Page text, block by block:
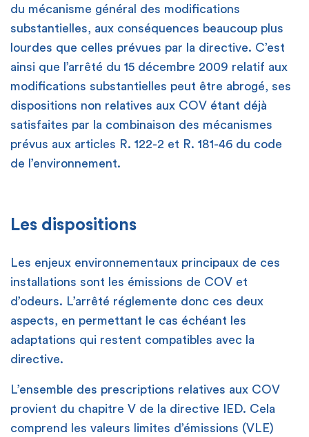
du mécanisme général des modifications
substantielles, aux conséquences beaucoup plus
lourdes que celles prévues par la directive. C’est
ainsi que l’arrêté du 15 décembre 2009 relatif aux
modifications substantielles peut être abrogé, ses
dispositions non relatives aux COV étant déjà
satisfaites par la combinaison des mécanismes
prévus aux articles R. 122-2 et R. 181-46 du code
de l’environnement.
Les dispositions
Les enjeux environnementaux principaux de ces
installations sont les émissions de COV et
d’odeurs. L’arrêté réglemente donc ces deux
aspects, en permettant le cas échéant les
adaptations qui restent compatibles avec la
directive.
L’ensemble des prescriptions relatives aux COV
provient du chapitre V de la directive IED. Cela
comprend les valeurs limites d’émissions (VLE)